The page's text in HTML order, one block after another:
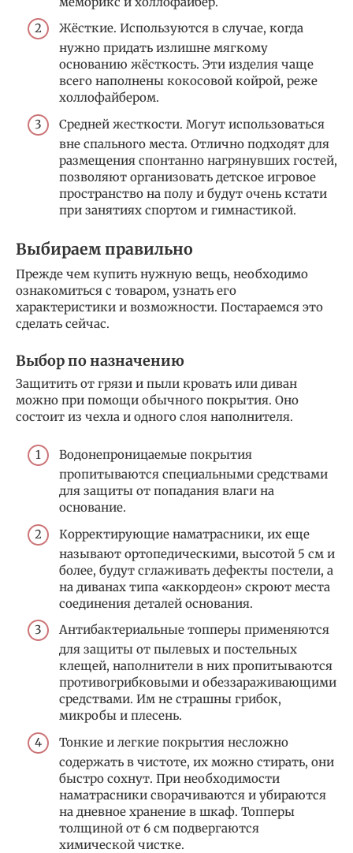
Жёсткие. Используются в случае, когда
нужно придать излишне мягкому
основанию жёсткость. Эти изделия чаще
всего наполнены кокосовой койрой, реже
холлофайбером.
Средней жесткости. Могут использоваться
вне спального места. Отлично подходят для
размещения спонтанно нагрянувших гостей,
позволяют организовать детское игровое
пространство на полу и будут очень кстати
при занятиях спортом и гимнастикой.
Выбираем правильно
Прежде чем купить нужную вещь, необходимо
ознакомиться с товаром, узнать его
характеристики и возможности. Постараемся это
сделать сейчас.
Выбор по назначению
Защитить от грязи и пыли кровать или диван
можно при помощи обычного покрытия. Оно
состоит из чехла и одного слоя наполнителя.
Водонепроницаемые покрытия
пропитываются специальными средствами
для защиты от попадания влаги на
основание.
Корректирующие наматрасники, их еще
называют ортопедическими, высотой 5 см и
более, будут сглаживать дефекты постели, а
на диванах типа «аккордеон» скроют места
соединения деталей основания.
Антибактериальные топперы применяются
для защиты от пылевых и постельных
клещей, наполнители в них пропитываются
противогрибковыми и обеззараживающими
средствами. Им не страшны грибок,
микробы и плесень.
Тонкие и легкие покрытия несложно
содержать в чистоте, их можно стирать, они
быстро сохнут. При необходимости
наматрасники сворачиваются и убираются
на дневное хранение в шкаф. Топперы
толщиной от 6 см подвергаются
химической чистке.